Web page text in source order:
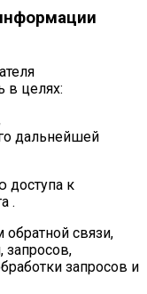
в целях:
дальнейшей
доступа к
.
обратной связи,
запросов,
запросов и